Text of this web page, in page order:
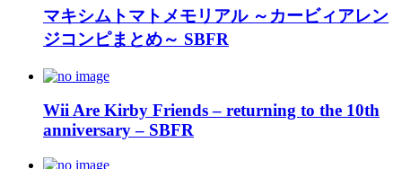
マキシムトマトメモリアル ～カービィアレン
ジコンピまとめ～ SBFR
Wii Are Kirby Friends – returning to the 10th
anniversary – SBFR